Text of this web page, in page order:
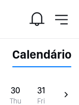
Calendário
30
Thu
31
Fri